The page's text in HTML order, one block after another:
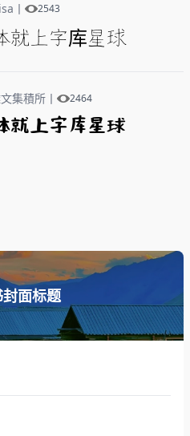
丨 2543
就上字库星球
集積所 丨 2464
就上字库星球
面标题